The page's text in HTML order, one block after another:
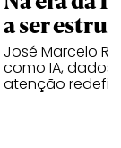
a ser
José Marcelo
como IA,
atenção